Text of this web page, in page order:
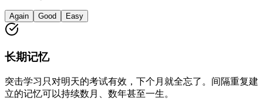
Again Good Easy
长期记忆
突击学习只对明天的考试有效，下个月就全忘了。间隔重复建
立的记忆可以持续数月、数年甚至一生。